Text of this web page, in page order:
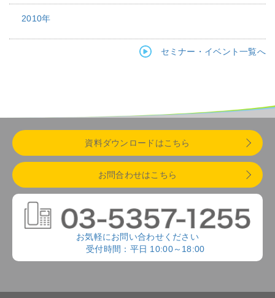
2010年
セミナー・イベント一覧へ
資料ダウンロードはこちら
お問合わせはこちら
お気軽にお問い合わせください
受付時間：平日 10:00～18:00